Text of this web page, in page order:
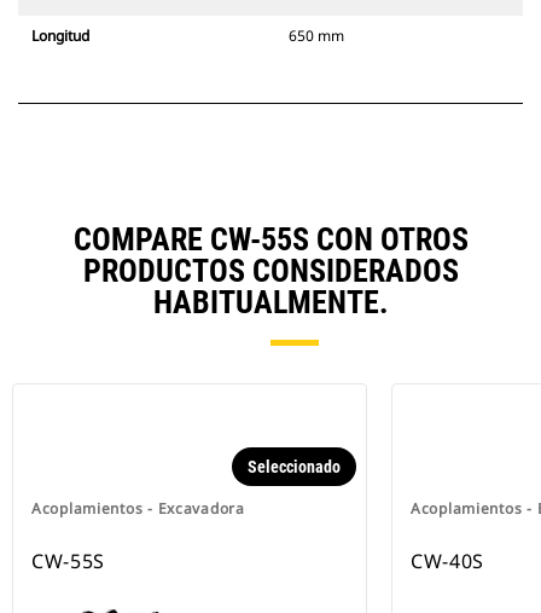
Longitud 650 mm
COMPARE CW-55S CON OTROS
PRODUCTOS CONSIDERADOS
HABITUALMENTE.
Acoplamientos - Excavadora
Seleccionado
CW-55S
Acoplamientos -
CW-40S